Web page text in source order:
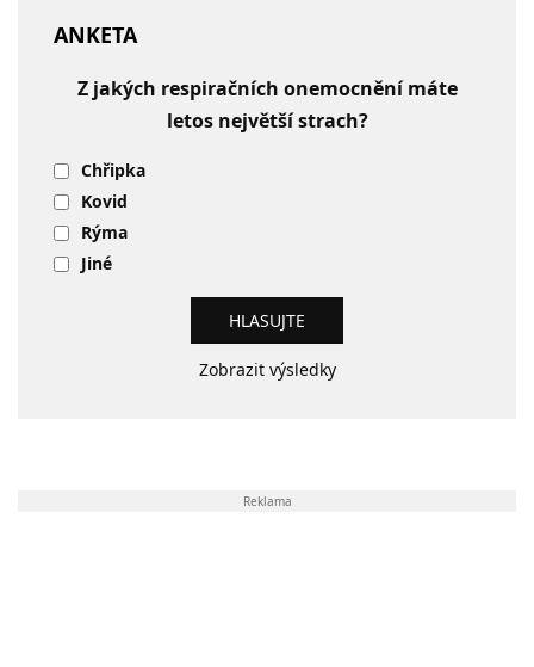
ANKETA
Z jakých respiračních onemocnění máte
letos největší strach?
Chřipka
Kovid
Rýma
Jiné
Zobrazit výsledky
Reklama